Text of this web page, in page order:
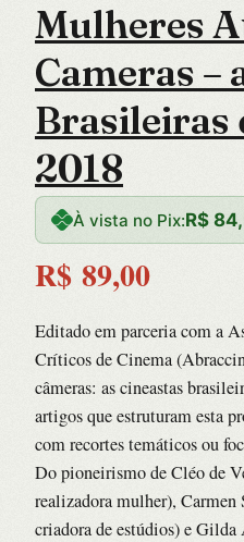
Mulheres
Cameras –
Brasileiras
2018
À vista no Pix:R$
R$ 89,00
Editado em parceria com a
Críticos de Cinema
câmeras: as cineastas
artigos que estruturam esta
com recortes temáticos ou
Do pioneirismo de Cléo de
realizadora mulher), Carmen
criadora de estúdios) e